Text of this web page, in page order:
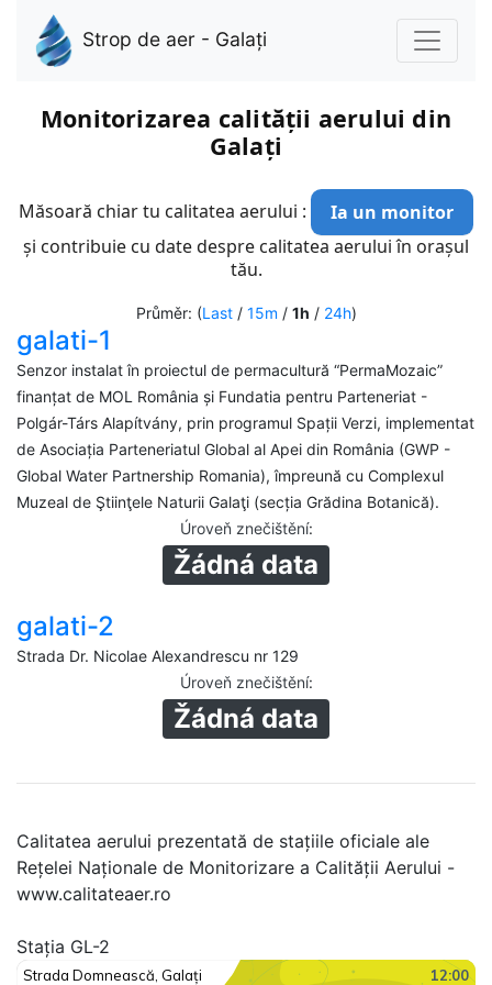
Strop de aer - Galați
Monitorizarea calității aerului din
Galați
Măsoară chiar tu calitatea aerului :
Ia un monitor
și contribuie cu date despre calitatea aerului în orașul
tău.
Průměr: (Last/ 15m / 1h / 24h)
galati-1
Senzor instalat în proiectul de permacultură “PermaMozaic”
finanțat de MOL România și Fundatia pentru Parteneriat -
Polgár-Társ Alapítvány, prin programul Spații Verzi, implementat
de Asociația Parteneriatul Global al Apei din România (GWP -
Global Water Partnership Romania), împreună cu Complexul
Muzeal de Ştiinţele Naturii Galaţi (secția Grădina Botanică).
Úroveň znečištění:
Žádná data
galati-2
Strada Dr. Nicolae Alexandrescu nr 129
Úroveň znečištění:
Žádná data
Calitatea aerului prezentată de stațiile oficiale ale
Rețelei Naționale de Monitorizare a Calității Aerului -
www.calitateaer.ro
Stația GL-2